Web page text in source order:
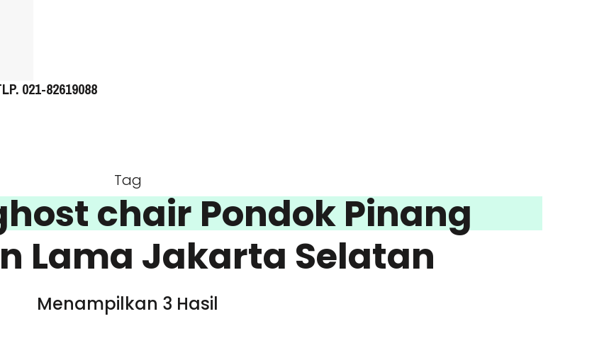
021-82619088
Tag
chair Pondok Pinang
Lama Jakarta Selatan
Menampilkan 3 Hasil